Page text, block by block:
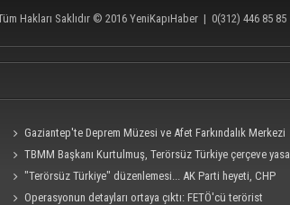
Hakları Saklıdır © 2016YeniKapıHaber | 0(312) 446 85 85
Gaziantep'te Deprem Müzesi ve Afet Farkındalık Merkezi
için işbirliği protokolü imzalandı
TBMM Başkanı Kurtulmuş, Terörsüz Türkiye çerçeve yasa
teklifine imza attı
"Terörsüz Türkiye" düzenlemesi... AK Parti heyeti, CHP
Grubu ile görüştü
Operasyonun detayları ortaya çıktı: FETÖ'cü terörist